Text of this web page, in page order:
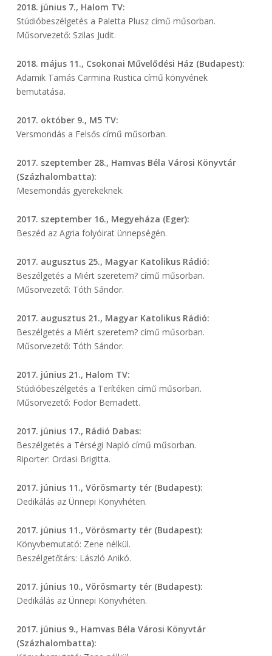
2018. június 7., Halom TV:
Stúdióbeszélgetés a Paletta Plusz című műsorban.
Műsorvezető: Szilas Judit.
2018. május 11., Csokonai Művelődési Ház (Budapest):
Adamik Tamás Carmina Rustica című könyvének
bemutatása.
2017. október 9., M5 TV:
Versmondás a Felsős című műsorban.
2017. szeptember 28., Hamvas Béla Városi Könyvtár
(Százhalombatta):
Mesemondás gyerekeknek.
2017. szeptember 16., Megyeháza (Eger):
Beszéd az Agria folyóirat ünnepségén.
2017. augusztus 25., Magyar Katolikus Rádió:
Beszélgetés a Miért szeretem? című műsorban.
Műsorvezető: Tóth Sándor.
2017. augusztus 21., Magyar Katolikus Rádió:
Beszélgetés a Miért szeretem? című műsorban.
Műsorvezető: Tóth Sándor.
2017. június 21., Halom TV:
Stúdióbeszélgetés a Terítéken című műsorban.
Műsorvezető: Fodor Bernadett.
2017. június 17., Rádió Dabas:
Beszélgetés a Térségi Napló című műsorban.
Riporter: Ordasi Brigitta.
2017. június 11., Vörösmarty tér (Budapest):
Dedikálás az Ünnepi Könyvhéten.
2017. június 11., Vörösmarty tér (Budapest):
Könyvbemutató: Zene nélkül.
Beszélgetőtárs: László Anikó.
2017. június 10., Vörösmarty tér (Budapest):
Dedikálás az Ünnepi Könyvhéten.
2017. június 9., Hamvas Béla Városi Könyvtár
(Százhalombatta):